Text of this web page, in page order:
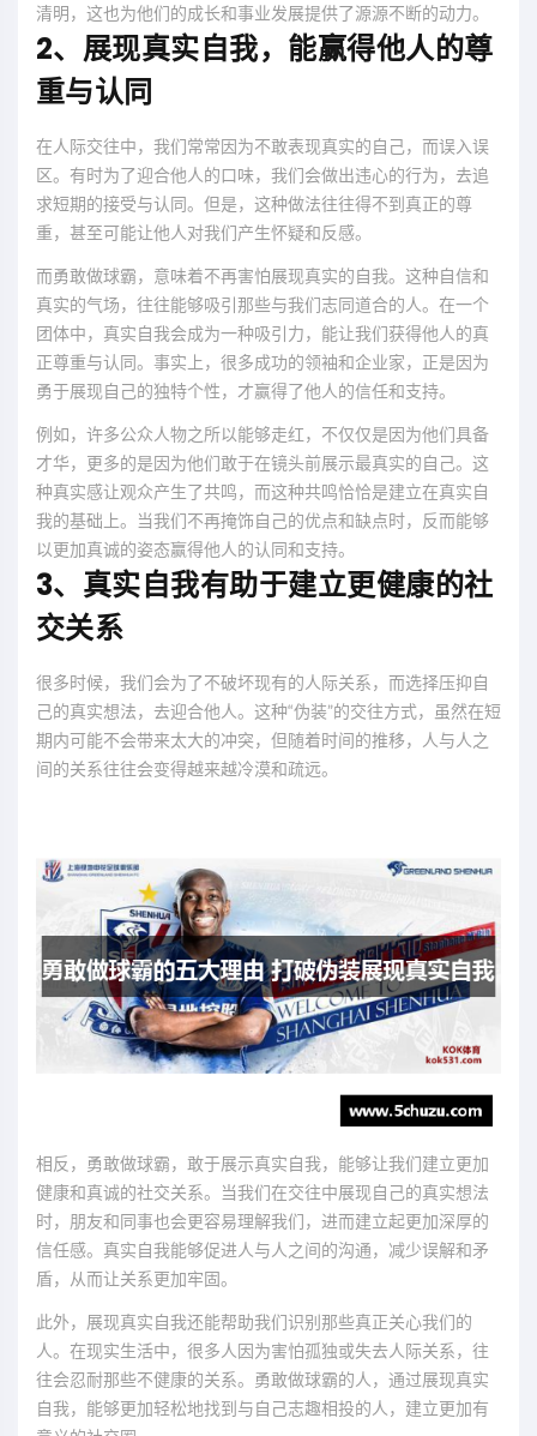
清明，这也为他们的成长和事业发展提供了源源不断的动力。
2、展现真实自我，能赢得他人的尊
重与认同
在人际交往中，我们常常因为不敢表现真实的自己，而误入误
区。有时为了迎合他人的口味，我们会做出违心的行为，去追
求短期的接受与认同。但是，这种做法往往得不到真正的尊
重，甚至可能让他人对我们产生怀疑和反感。
而勇敢做球霸，意味着不再害怕展现真实的自我。这种自信和
真实的气场，往往能够吸引那些与我们志同道合的人。在一个
团体中，真实自我会成为一种吸引力，能让我们获得他人的真
正尊重与认同。事实上，很多成功的领袖和企业家，正是因为
勇于展现自己的独特个性，才赢得了他人的信任和支持。
例如，许多公众人物之所以能够走红，不仅仅是因为他们具备
才华，更多的是因为他们敢于在镜头前展示最真实的自己。这
种真实感让观众产生了共鸣，而这种共鸣恰恰是建立在真实自
我的基础上。当我们不再掩饰自己的优点和缺点时，反而能够
以更加真诚的姿态赢得他人的认同和支持。
3、真实自我有助于建立更健康的社
交关系
很多时候，我们会为了不破坏现有的人际关系，而选择压抑自
己的真实想法，去迎合他人。这种“伪装”的交往方式，虽然在短
期内可能不会带来太大的冲突，但随着时间的推移，人与人之
间的关系往往会变得越来越冷漠和疏远。
相反，勇敢做球霸，敢于展示真实自我，能够让我们建立更加
健康和真诚的社交关系。当我们在交往中展现自己的真实想法
时，朋友和同事也会更容易理解我们，进而建立起更加深厚的
信任感。真实自我能够促进人与人之间的沟通，减少误解和矛
盾，从而让关系更加牢固。
此外，展现真实自我还能帮助我们识别那些真正关心我们的
人。在现实生活中，很多人因为害怕孤独或失去人际关系，往
往会忍耐那些不健康的关系。勇敢做球霸的人，通过展现真实
自我，能够更加轻松地找到与自己志趣相投的人，建立更加有